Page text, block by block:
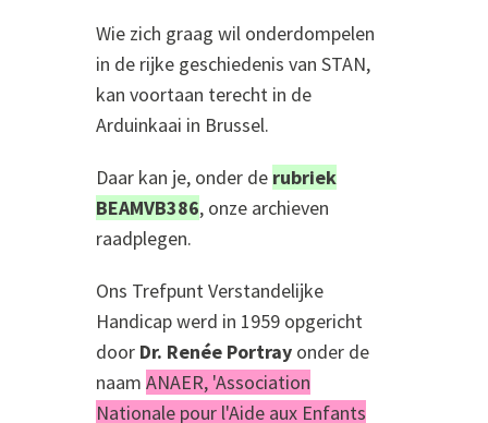
Wie zich graag wil onderdompelen
in de rijke geschiedenis van STAN,
kan voortaan terecht in de
Arduinkaai in Brussel.
Daar kan je, onder de rubriek
BEAMVB386, onze archieven
raadplegen.
Ons Trefpunt Verstandelijke
Handicap werd in 1959 opgericht
door Dr. Renée Portray onder de
naam ANAER, 'Association
Nationale pour l'Aide aux Enfants